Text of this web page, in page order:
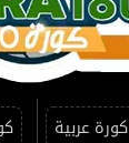
كورة عربية